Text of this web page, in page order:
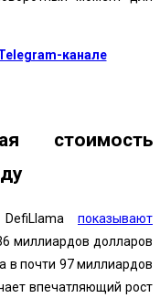
канале
стоимость
показывают
миллиардов долларов
в почти 97 миллиардов
впечатляющий рост